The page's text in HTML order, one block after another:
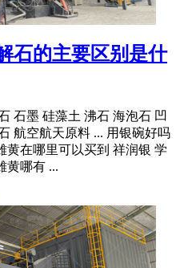
石的主要区别是什
石墨 硅藻土 沸石 海泡石 凹
航空航天原料 ... 用银碗好吗
黄在哪里可以买到 祥润银 学
黄哪有 ...